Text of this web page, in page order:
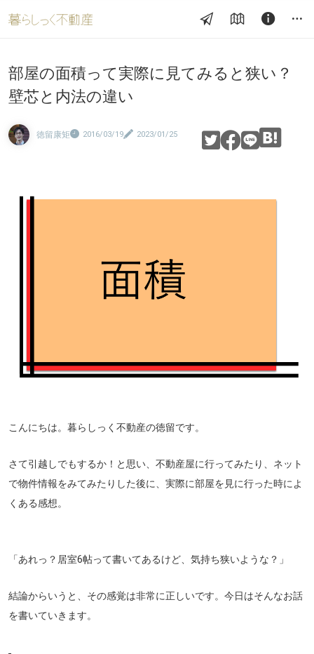
部屋の面積って実際に見てみると狭い？
壁芯と内法の違い
徳留康矩 2016/03/19 2023/01/25
こんにちは。暮らしっく不動産の徳留です。
さて引越しでもするか！と思い、不動産屋に行ってみたり、ネット
で物件情報をみてみたりした後に、実際に部屋を見に行った時によ
くある感想。
「あれっ？居室6帖って書いてあるけど、気持ち狭いような？」
結論からいうと、その感覚は非常に正しいです。今日はそんなお話
を書いていきます。